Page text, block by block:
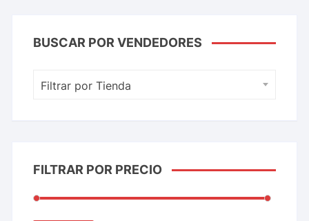
BUSCAR POR VENDEDORES
Filtrar por Tienda
FILTRAR POR PRECIO